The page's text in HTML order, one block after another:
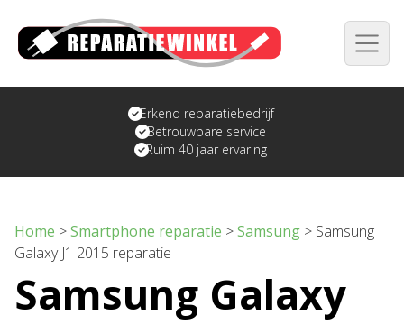
Erkend reparatiebedrijf
Betrouwbare service
Ruim 40 jaar ervaring
Home >Smartphone reparatie >Samsung > Samsung
Galaxy J1 2015 reparatie
Samsung Galaxy